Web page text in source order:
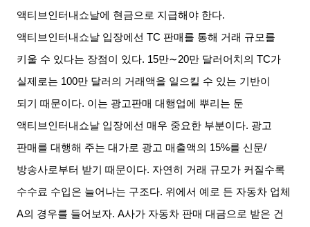
액티브인터내쇼날에 현금으로 지급해야 한다.
액티브인터내쇼날 입장에선 TC 판매를 통해 거래 규모를
키울 수 있다는 장점이 있다. 15만∼20만 달러어치의 TC가
실제로는 100만 달러의 거래액을 일으킬 수 있는 기반이
되기 때문이다. 이는 광고판매 대행업에 뿌리는 둔
액티브인터내쇼날 입장에선 매우 중요한 부분이다. 광고
판매를 대행해 주는 대가로 광고 매출액의 15%를 신문/
방송사로부터 받기 때문이다. 자연히 거래 규모가 커질수록
수수료 수입은 늘어나는 구조다. 위에서 예로 든 자동차 업체
A의 경우를 들어보자. A사가 자동차 판매 대금으로 받은 건